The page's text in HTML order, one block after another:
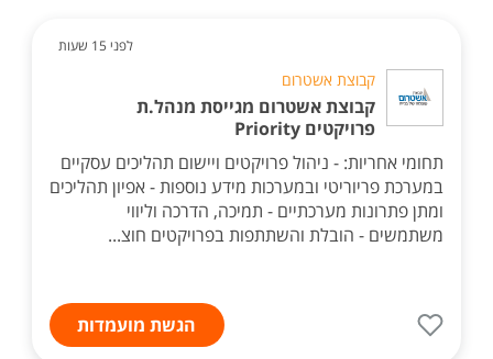
לפני 15 שעות
קבוצת אשטרום
קבוצת אשטרום מגייסת מנהל.ת
פרויקטים Priority
תחומי אחריות: - ניהול פרויקטים ויישום תהליכים עסקיים
במערכת פריוריטי ובמערכות מידע נוספות - אפיון תהליכים
ומתן פתרונות מערכתיים - תמיכה, הדרכה וליווי
משתמשים - הובלת והשתתפות בפרויקטים חוצ...
הגשת מועמדות